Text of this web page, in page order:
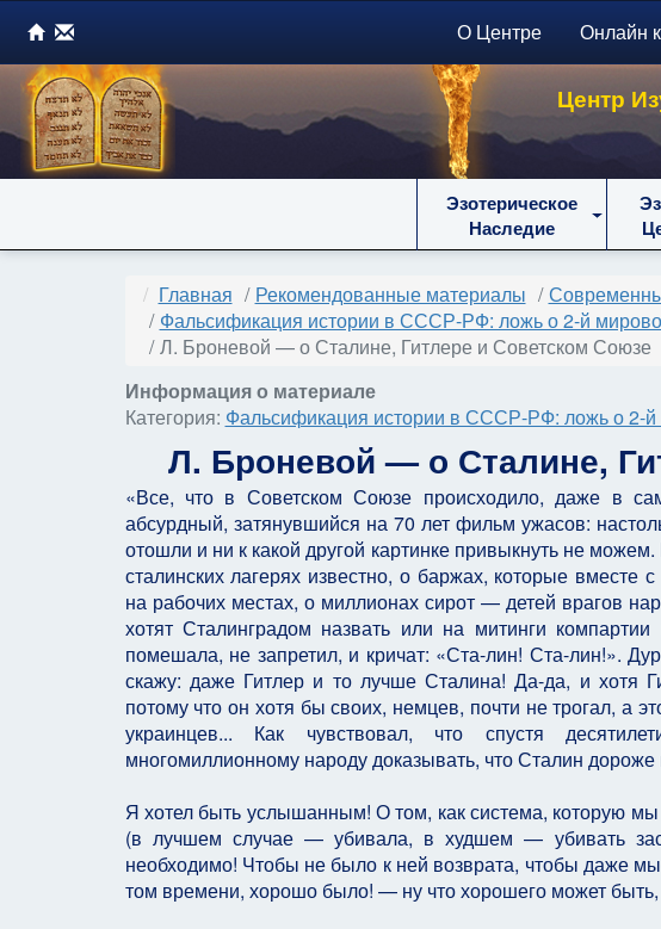
О Центре Онлайн
Центр
Эзотерическое
Наследие
Главная Рекомендованные материалы
Фальсификация истории в СССР-РФ: ложь о 2-й
Л. Броневой — о Сталине, Гитлере и Советском Союзе
Информация о материале
Категория: Фальсификация истории в СССР-РФ: ложь о 2-
Л. Броневой — о Сталине,
«Все, что в Советском Союзе происходило, даже в
абсурдный, затянувшийся на 70 лет фильм ужасов:
отошли и ни к какой другой картинке привыкнуть не
сталинских лагерях известно, о баржах, которые
на рабочих местах, о миллионах сирот — детей врагов
хотят Сталинградом назвать или на митинги
помешала, не запретил, и кричат: «Ста-лин! Ста-лин!».
скажу: даже Гитлер и то лучше Сталина! Да-да, и хотя
потому что он хотя бы своих, немцев, почти не трогал, а
украинцев... Как чувствовал, что спустя
многомиллионному народу доказывать, что Сталин
Я хотел быть услышанным! О том, как система, которую
(в лучшем случае — убивала, в худшем — убивать
необходимо! Чтобы не было к ней возврата, чтобы даже
том времени, хорошо было! — ну что хорошего может быть,